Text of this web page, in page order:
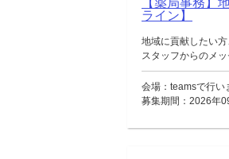
【薬局事務】
ライン】
地域に貢献したい
スタッフからのメ
会場：teamsで行い
募集期間：2026年